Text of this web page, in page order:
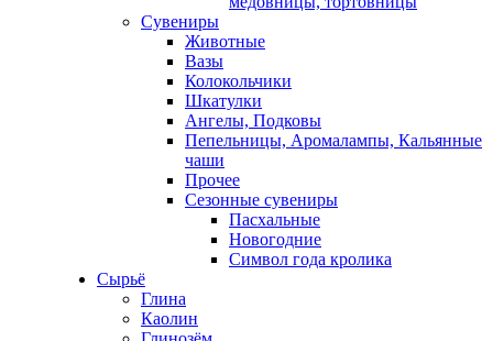
Сувениры
Животные
Вазы
Колокольчики
Шкатулки
Ангелы, Подковы
Пепельницы, Аромалампы, Кальянные
чаши
Прочее
Сезонные сувениры
Пасхальные
Новогодние
Символ года кролика
Сырьё
Глина
Каолин